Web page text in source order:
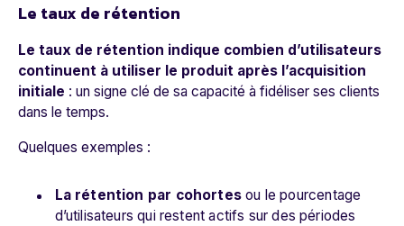
Le taux de rétention
Le taux de rétention indique combien d’utilisateurs
continuent à utiliser le produit après l’acquisition
initiale : un signe clé de sa capacité à fidéliser ses clients
dans le temps.
Quelques exemples :
La rétention par cohortes ou le pourcentage
d’utilisateurs qui restent actifs sur des périodes